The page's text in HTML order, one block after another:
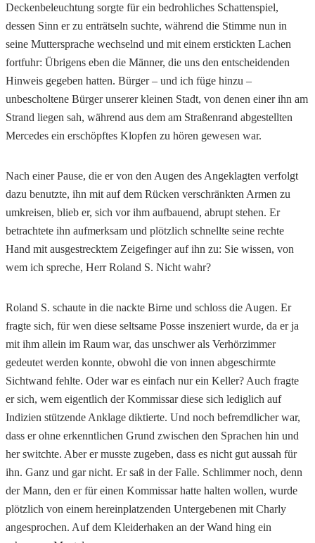
Deckenbeleuchtung sorgte für ein bedrohliches Schattenspiel,
dessen Sinn er zu enträtseln suchte, während die Stimme nun in
seine Muttersprache wechselnd und mit einem erstickten Lachen
fortfuhr: Übrigens eben die Männer, die uns den entscheidenden
Hinweis gegeben hatten. Bürger – und ich füge hinzu –
unbescholtene Bürger unserer kleinen Stadt, von denen einer ihn am
Strand liegen sah, während aus dem am Straßenrand abgestellten
Mercedes ein erschöpftes Klopfen zu hören gewesen war.
Nach einer Pause, die er von den Augen des Angeklagten verfolgt
dazu benutzte, ihn mit auf dem Rücken verschränkten Armen zu
umkreisen, blieb er, sich vor ihm aufbauend, abrupt stehen. Er
betrachtete ihn aufmerksam und plötzlich schnellte seine rechte
Hand mit ausgestrecktem Zeigefinger auf ihn zu: Sie wissen, von
wem ich spreche, Herr Roland S. Nicht wahr?
Roland S. schaute in die nackte Birne und schloss die Augen. Er
fragte sich, für wen diese seltsame Posse inszeniert wurde, da er ja
mit ihm allein im Raum war, das unschwer als Verhörzimmer
gedeutet werden konnte, obwohl die von innen abgeschirmte
Sichtwand fehlte. Oder war es einfach nur ein Keller? Auch fragte
er sich, wem eigentlich der Kommissar diese sich lediglich auf
Indizien stützende Anklage diktierte. Und noch befremdlicher war,
dass er ohne erkenntlichen Grund zwischen den Sprachen hin und
her switchte. Aber er musste zugeben, dass es nicht gut aussah für
ihn. Ganz und gar nicht. Er saß in der Falle. Schlimmer noch, denn
der Mann, den er für einen Kommissar hatte halten wollen, wurde
plötzlich von einem hereinplatzenden Untergebenen mit Charly
angesprochen. Auf dem Kleiderhaken an der Wand hing ein